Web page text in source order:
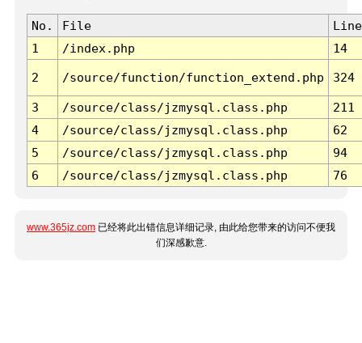
No. File
Line
1
/index.php 14
2 /source/function/function_extend.php 324
3 /source/class/jzmysql.class.php
211
4
/source/class/jzmysql.class.php
62
5
/source/class/jzmysql.class.php
94
6
/source/class/jzmysql.class.php 76
www.365jz.com 已经将此出错信息详细记录, 由此给您带来的访问不便我
们深感歉意.